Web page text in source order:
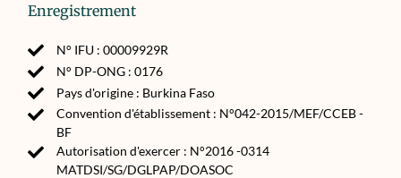
Enregistrement
N° IFU : 00009929R
N° DP-ONG : 0176
Pays d'origine : Burkina Faso
Convention d'établissement : N°042-2015/MEF/CCEB -
BF
Autorisation d'exercer : N°2016 -0314
MATDSI/SG/DGLPAP/DOASOC